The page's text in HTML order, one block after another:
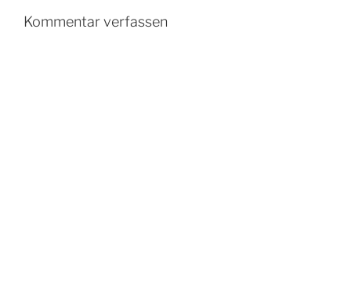
Kommentar verfassen